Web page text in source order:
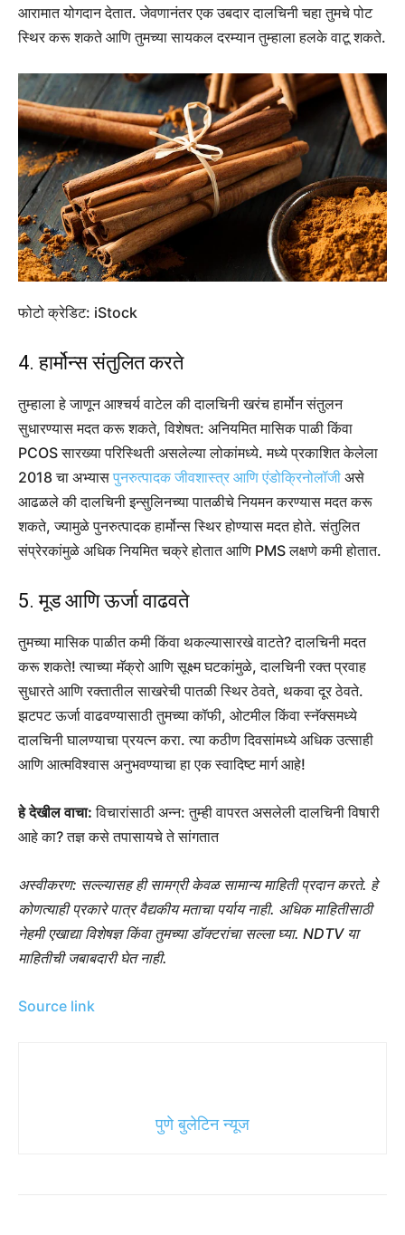
आरामात योगदान देतात. जेवणानंतर एक उबदार दालचिनी चहा तुमचे पोट
स्थिर करू शकते आणि तुमच्या सायकल दरम्यान तुम्हाला हलके वाटू शकते.
फोटो क्रेडिट: iStock
4. हार्मोन्स संतुलित करते
तुम्हाला हे जाणून आश्चर्य वाटेल की दालचिनी खरंच हार्मोन संतुलन
सुधारण्यास मदत करू शकते, विशेषत: अनियमित मासिक पाळी किंवा
PCOS सारख्या परिस्थिती असलेल्या लोकांमध्ये. मध्ये प्रकाशित केलेला
2018 चा अभ्यास पुनरुत्पादक जीवशास्त्र आणि एंडोक्रिनोलॉजी असे
आढळले की दालचिनी इन्सुलिनच्या पातळीचे नियमन करण्यास मदत करू
शकते, ज्यामुळे पुनरुत्पादक हार्मोन्स स्थिर होण्यास मदत होते. संतुलित
संप्रेरकांमुळे अधिक नियमित चक्रे होतात आणि PMS लक्षणे कमी होतात.
5. मूड आणि ऊर्जा वाढवते
तुमच्या मासिक पाळीत कमी किंवा थकल्यासारखे वाटते? दालचिनी मदत
करू शकते! त्याच्या मॅक्रो आणि सूक्ष्म घटकांमुळे, दालचिनी रक्त प्रवाह
सुधारते आणि रक्तातील साखरेची पातळी स्थिर ठेवते, थकवा दूर ठेवते.
झटपट ऊर्जा वाढवण्यासाठी तुमच्या कॉफी, ओटमील किंवा स्नॅक्समध्ये
दालचिनी घालण्याचा प्रयत्न करा. त्या कठीण दिवसांमध्ये अधिक उत्साही
आणि आत्मविश्वास अनुभवण्याचा हा एक स्वादिष्ट मार्ग आहे!
हे देखील वाचा:विचारांसाठी अन्न: तुम्ही वापरत असलेली दालचिनी विषारी
आहे का? तज्ञ कसे तपासायचे ते सांगतात
अस्वीकरण: सल्ल्यासह ही सामग्री केवळ सामान्य माहिती प्रदान करते. हे
कोणत्याही प्रकारे पात्र वैद्यकीय मताचा पर्याय नाही. अधिक माहितीसाठी
नेहमी एखाद्या विशेषज्ञ किंवा तुमच्या डॉक्टरांचा सल्ला घ्या. NDTV या
माहितीची जबाबदारी घेत नाही.
Source link
पुणे बुलेटिन न्यूज